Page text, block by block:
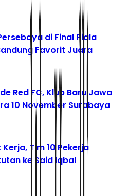
di Final Piala
Favorit Juara
Red FC, Klub Baru Jawa
10 November Surabaya
Tim 10 Pekerja
ke Said Iqbal